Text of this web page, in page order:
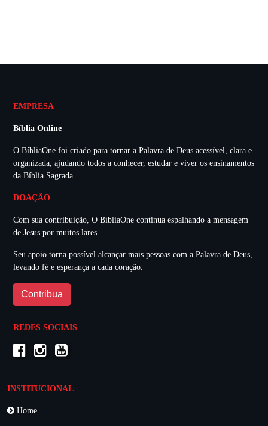
EMPRESA
Bíblia Online
O BíbliaOne foi criado para tornar a Palavra de Deus acessível, clara e
organizada, ajudando todos a conhecer, estudar e viver os ensinamentos
da Bíblia Sagrada.
DOAÇÃO
Com sua contribuição, O BíbliaOne continua espalhando a mensagem
de Jesus por muitos lares.
Seu apoio torna possível alcançar mais pessoas com a Palavra de Deus,
levando fé e esperança a cada coração.
Contribua
REDES SOCIAIS
INSTITUCIONAL
Home